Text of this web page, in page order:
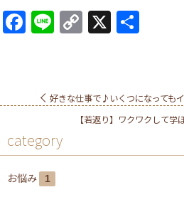
Facebook
LineCopy
Link
X
好きな仕事で♪いくつになっても
【若返り】ワクワクして学
category
お悩み 1